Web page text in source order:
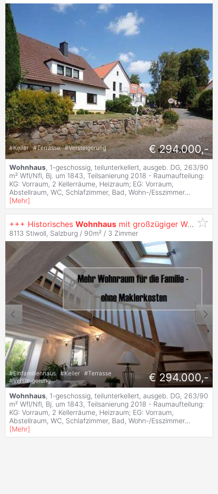
#Keller #Terrasse #Versteigerung € 294.000,-
Wohnhaus, 1-geschossig, teilunterkellert, ausgeb. DG, 263/90
m² Wfl/Nfl, Bj. um 1843, Teilsanierung 2018 - Raumaufteilung:
KG: Vorraum, 2 Kellerräume, Heizraum; EG: Vorraum,
Abstellraum, WC, Schlafzimmer, Bad, Wohn-/Esszimmer...
[Mehr]
+++ Historisches Wohnhaus mit großzügiger Wohnfläche und moderner Adaptierung +++
8113 Stiwoll, Salzburg / 90m² / 3 Zimmer
#Einfamilienhaus #Keller #Terrasse
#Versteigerung € 294.000,-
Wohnhaus, 1-geschossig, teilunterkellert, ausgeb. DG, 263/90
m² Wfl/Nfl, Bj. um 1843, Teilsanierung 2018 - Raumaufteilung:
KG: Vorraum, 2 Kellerräume, Heizraum; EG: Vorraum,
Abstellraum, WC, Schlafzimmer, Bad, Wohn-/Esszimmer...
[Mehr]